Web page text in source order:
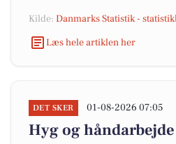
Kilde: Danmarks Statistik -
Læs hele artiklen her
DET SKER 01-08-2026 07:05
Hyg og